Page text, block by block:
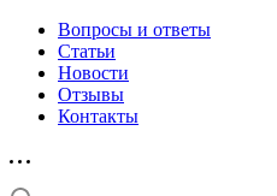
Вопросы и ответы
Статьи
Новости
Отзывы
Контакты